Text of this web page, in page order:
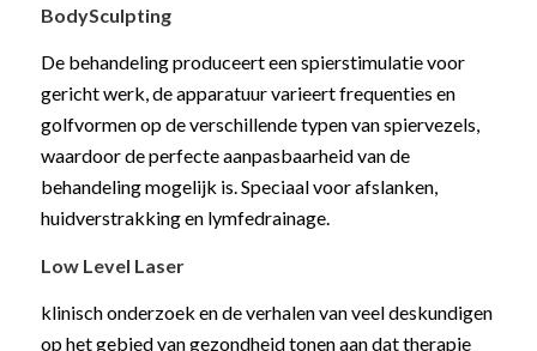
BodySculpting
De behandeling produceert een spierstimulatie voor
gericht werk, de apparatuur varieert frequenties en
golfvormen op de verschillende typen van spiervezels,
waardoor de perfecte aanpasbaarheid van de
behandeling mogelijk is. Speciaal voor afslanken,
huidverstrakking en lymfedrainage.
Low Level Laser
klinisch onderzoek en de verhalen van veel deskundigen
op het gebied van gezondheid tonen aan dat therapie